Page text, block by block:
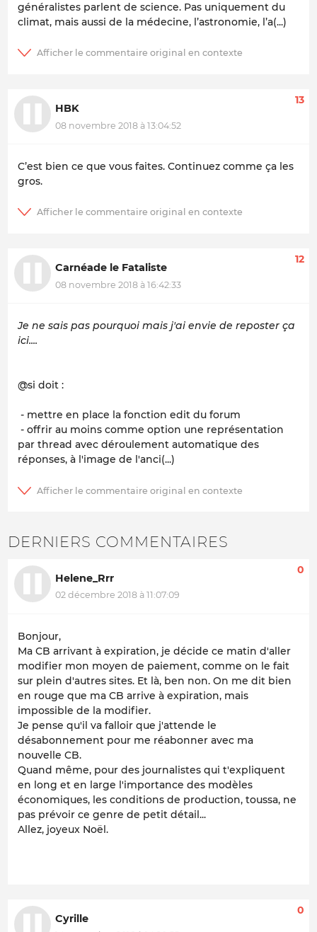
généralistes parlent de science. Pas uniquement du
climat, mais aussi de la médecine, l’astronomie, l’a(...)
HBK
08 novembre 2018 à 13:04:52
13
C’est bien ce que vous faites. Continuez comme ça les
gros.
Carnéade le Fataliste
08 novembre 2018 à 16:42:33
12
Je ne sais pas pourquoi mais j'ai envie de reposter ça
ici....
@si doit :
- mettre en place la fonction edit du forum
- offrir au moins comme option une représentation
par thread avec déroulement automatique des
réponses, à l'image de l'anci(...)
DERNIERS COMMENTAIRES
Helene_Rrr
02 décembre 2018 à 11:07:09
0
Bonjour,
Ma CB arrivant à expiration, je décide ce matin d'aller
modifier mon moyen de paiement, comme on le fait
sur plein d'autres sites. Et là, ben non. On me dit bien
en rouge que ma CB arrive à expiration, mais
impossible de la modifier.
Je pense qu'il va falloir que j'attende le
désabonnement pour me réabonner avec ma
nouvelle CB.
Quand même, pour des journalistes qui t'expliquent
en long et en large l'importance des modèles
économiques, les conditions de production, toussa, ne
pas prévoir ce genre de petit détail...
Allez, joyeux Noël.
Cyrille
0